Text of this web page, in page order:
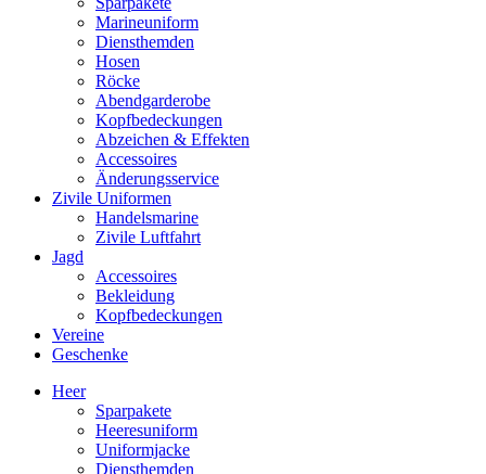
Marineuniform
Diensthemden
Hosen
Röcke
Abendgarderobe
Kopfbedeckungen
Abzeichen & Effekten
Accessoires
Änderungsservice
Zivile Uniformen
Handelsmarine
Zivile Luftfahrt
Jagd
Accessoires
Bekleidung
Kopfbedeckungen
Vereine
Geschenke
Heer
Sparpakete
Heeresuniform
Uniformjacke
Diensthemden